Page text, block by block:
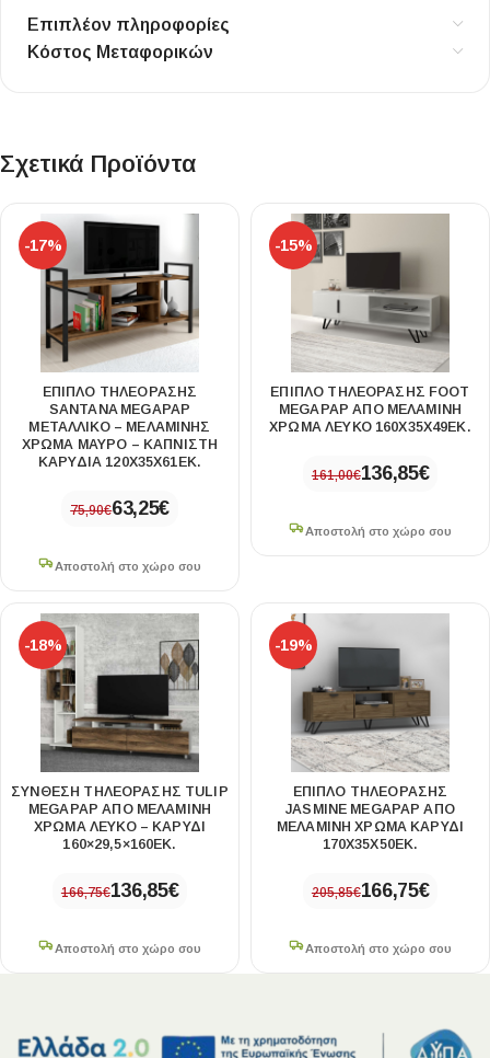
Επιπλέον πληροφορίες
Κόστος Μεταφορικών
Σχετικά Προϊόντα
-17%
ΈΠΙΠΛΟ ΤΗΛΕΌΡΑΣΗΣ
SANTANA MEGAPAP
ΜΕΤΑΛΛΙΚΌ – ΜΕΛΑΜΊΝΗΣ
ΧΡΏΜΑ ΜΑΎΡΟ – ΚΑΠΝΙΣΤΉ
ΚΑΡΥΔΙΆ 120X35X61ΕΚ.
75,90€63,25€
Αποστολή στο χώρο σου
-15%
ΈΠΙΠΛΟ ΤΗΛΕΌΡΑΣΗΣ FOOT
MEGAPAP ΑΠΌ ΜΕΛΑΜΊΝΗ
ΧΡΏΜΑ ΛΕΥΚΌ 160X35X49ΕΚ.
161,00€136,85€
Αποστολή στο χώρο σου
-18%
ΣΎΝΘΕΣΗ ΤΗΛΕΌΡΑΣΗΣ TULIP
MEGAPAP ΑΠΌ ΜΕΛΑΜΊΝΗ
ΧΡΏΜΑ ΛΕΥΚΌ – ΚΑΡΥΔΊ
160×29,5×160ΕΚ.
166,75€136,85€
Αποστολή στο χώρο σου
-19%
ΈΠΙΠΛΟ ΤΗΛΕΌΡΑΣΗΣ
JASMINE MEGAPAP ΑΠΌ
ΜΕΛΑΜΊΝΗ ΧΡΏΜΑ ΚΑΡΥΔΊ
170X35X50ΕΚ.
205,85€166,75€
Αποστολή στο χώρο σου